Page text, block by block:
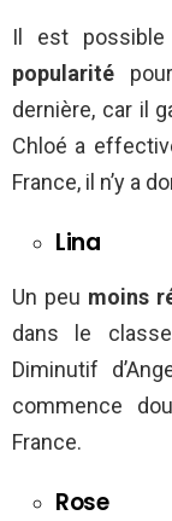
Il est possible
popularité
dernière, car il
Chloé a
France, il n’y a
Lina
Un peu moins
dans le
Diminutif
commence
France.
Rose